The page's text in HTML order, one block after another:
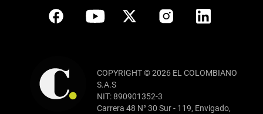
COPYRIGHT © 2026 EL COLOMBIANO
S.A.S
NIT: 890901352-3
Carrera 48 N° 30 Sur - 119, Envigado,